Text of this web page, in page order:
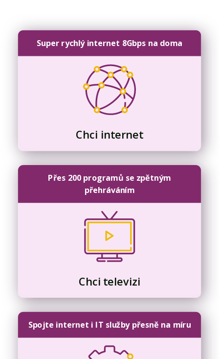
Super rychlý internet 8Gbps na doma
Chci internet
Přes 200 programů se zpětným
přehráváním
Chci televizi
Spojte internet i IT služby přesně na míru